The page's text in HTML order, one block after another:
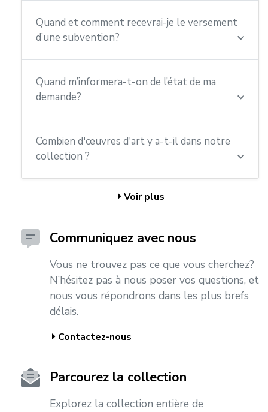
Quand et comment recevrai-je le versement
d’une subvention?
Quand m’informera-t-on de l’état de ma
demande?
Combien d'œuvres d'art y a-t-il dans notre
collection ?
Voir plus
Communiquez avec nous
Vous ne trouvez pas ce que vous cherchez?
N’hésitez pas à nous poser vos questions, et
nous vous répondrons dans les plus brefs
délais.
Contactez-nous
Parcourez la collection
Explorez la collection entière de